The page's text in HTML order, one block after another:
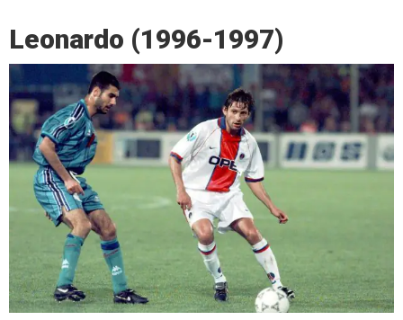
Leonardo (1996-1997)